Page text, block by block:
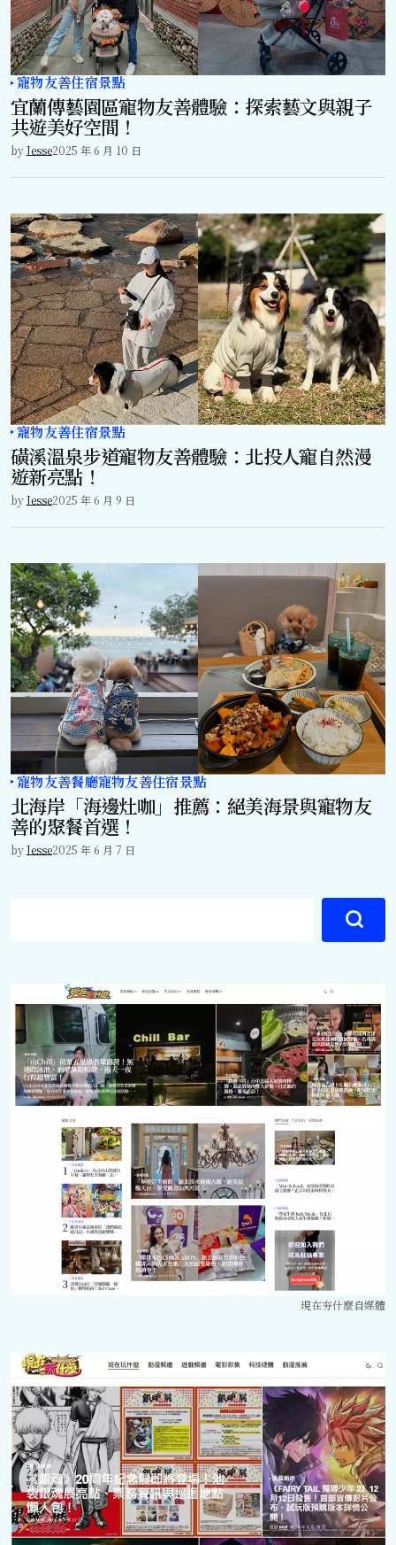
寵物友善住宿景點
宜蘭傳藝園區寵物友善體驗：探索藝文與親子
共遊美好空間！
byJesse2025 年 6 月 10 日
寵物友善住宿景點
磺溪溫泉步道寵物友善體驗：北投人寵自然漫
遊新亮點！
byJesse2025 年 6 月 9 日
寵物友善餐廳寵物友善住宿景點
北海岸「海邊灶咖」推薦：絕美海景與寵物友
善的聚餐首選！
byJesse2025 年 6 月 7 日
現在夯什麼自媒體